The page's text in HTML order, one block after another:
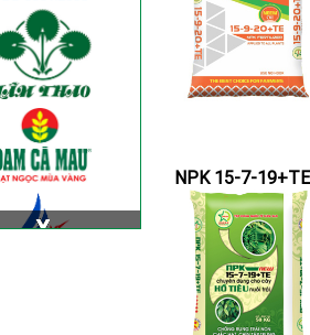
NPK 15-7-19+TE